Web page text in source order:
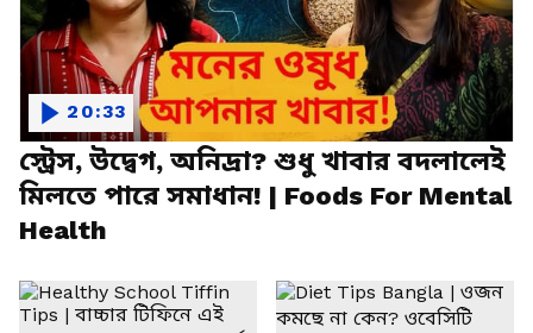
স্ট্রেস, উদ্বেগ, অনিদ্রা? শুধু খাবার বদলালেই
মিলতে পারে সমাধান! | Foods For Mental
Health
20:33